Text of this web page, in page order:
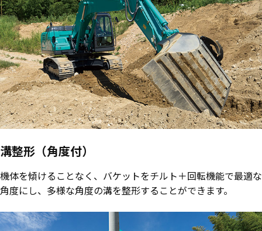
溝整形（角度付）
機体を傾けることなく、バケットをチルト＋回転機能で最適な
角度にし、多様な角度の溝を整形することができます。